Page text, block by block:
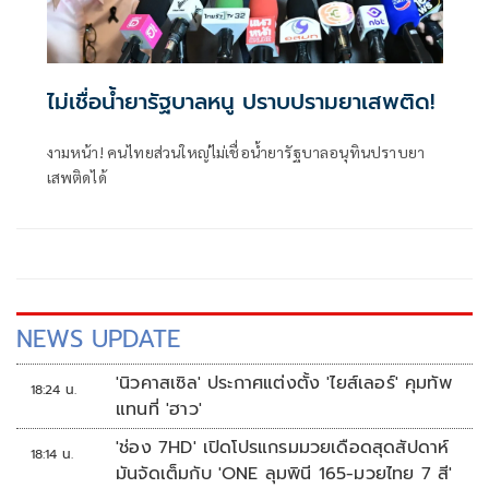
ไม่เชื่อน้ำยารัฐบาลหนู ปราบปรามยาเสพติด!
งามหน้า! คนไทยส่วนใหญ่ไม่เชื่อน้ำยารัฐบาลอนุทินปราบยา
เสพติดได้
NEWS UPDATE
18:24 น.
'นิวคาสเซิล' ประกาศแต่งตั้ง 'ไยส์เลอร์' คุมทัพ
แทนที่ 'ฮาว'
18:14 น.
'ช่อง 7HD' เปิดโปรแกรมมวยเดือดสุดสัปดาห์
มันจัดเต็มกับ 'ONE ลุมพินี 165-มวยไทย 7 สี'